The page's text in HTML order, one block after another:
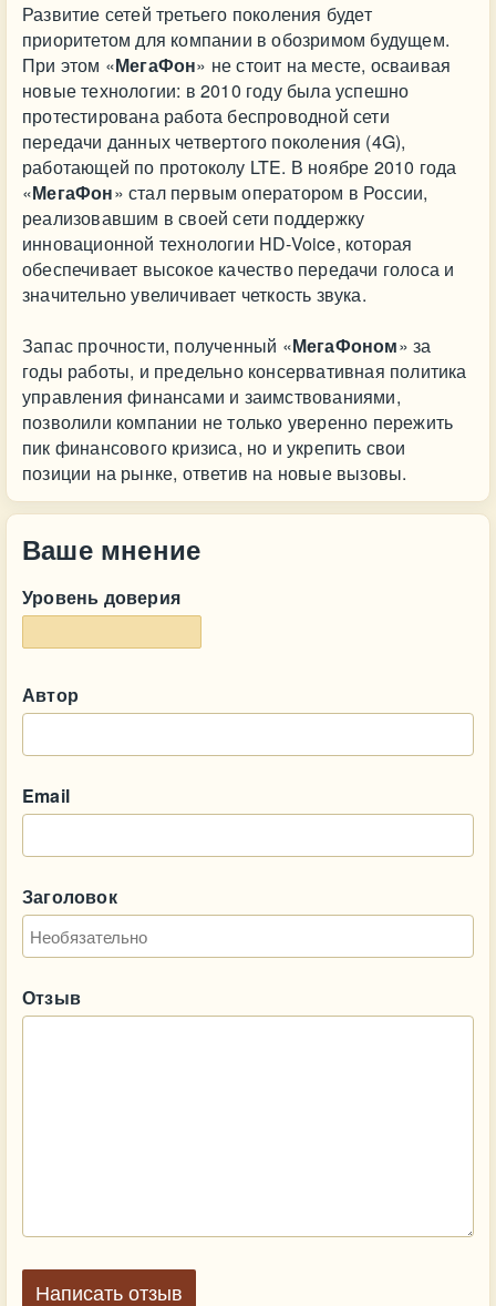
Развитие сетей третьего поколения будет
приоритетом для компании в обозримом будущем.
При этом «МегаФон» не стоит на месте, осваивая
новые технологии: в 2010 году была успешно
протестирована работа беспроводной сети
передачи данных четвертого поколения (4G),
работающей по протоколу LTE. В ноябре 2010 года
«МегаФон» стал первым оператором в России,
реализовавшим в своей сети поддержку
инновационной технологии HD-Voice, которая
обеспечивает высокое качество передачи голоса и
значительно увеличивает четкость звука.
Запас прочности, полученный «МегаФоном» за
годы работы, и предельно консервативная политика
управления финансами и заимствованиями,
позволили компании не только уверенно пережить
пик финансового кризиса, но и укрепить свои
позиции на рынке, ответив на новые вызовы.
Ваше мнение
Уровень доверия
Автор
Email
Заголовок
Отзыв
Написать отзыв